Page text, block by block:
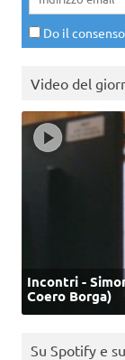
Do il
Video del
Incontri -
Coero Borga)
Su Spotify e